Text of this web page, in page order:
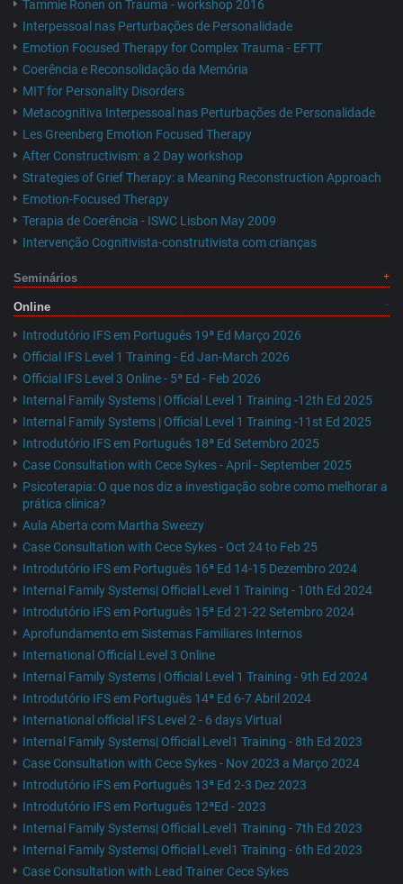
Tammie Ronen on Trauma - workshop 2016
Interpessoal nas Perturbações de Personalidade
Emotion Focused Therapy for Complex Trauma - EFTT
Coerência e Reconsolidação da Memória
MIT for Personality Disorders
Metacognitiva Interpessoal nas Perturbações de Personalidade
Les Greenberg Emotion Focused Therapy
After Constructivism: a 2 Day workshop
Strategies of Grief Therapy: a Meaning Reconstruction Approach
Emotion-Focused Therapy
Terapia de Coerência - ISWC Lisbon May 2009
Intervenção Cognitivista-construtivista com crianças
Seminários
Online
Introdutório IFS em Português 19ª Ed Março 2026
Official IFS Level 1 Training - Ed Jan-March 2026
Official IFS Level 3 Online - 5ª Ed - Feb 2026
Internal Family Systems | Official Level 1 Training -12th Ed 2025
Internal Family Systems | Official Level 1 Training -11st Ed 2025
Introdutório IFS em Português 18ª Ed Setembro 2025
Case Consultation with Cece Sykes - April - September 2025
Psicoterapia: O que nos diz a investigação sobre como melhorar a
prática clínica?
Aula Aberta com Martha Sweezy
Case Consultation with Cece Sykes - Oct 24 to Feb 25
Introdutório IFS em Português 16ª Ed 14-15 Dezembro 2024
Internal Family Systems| Official Level 1 Training - 10th Ed 2024
Introdutório IFS em Português 15ª Ed 21-22 Setembro 2024
Aprofundamento em Sistemas Familiares Internos
International Official Level 3 Online
Internal Family Systems | Official Level 1 Training - 9th Ed 2024
Introdutório IFS em Português 14ª Ed 6-7 Abril 2024
International official IFS Level 2 - 6 days Virtual
Internal Family Systems| Official Level1 Training - 8th Ed 2023
Case Consultation with Cece Sykes - Nov 2023 a Março 2024
Introdutório IFS em Português 13ª Ed 2-3 Dez 2023
Introdutório IFS em Português 12ªEd - 2023
Internal Family Systems| Official Level1 Training - 7th Ed 2023
Internal Family Systems| Official Level1 Training - 6th Ed 2023
Case Consultation with Lead Trainer Cece Sykes